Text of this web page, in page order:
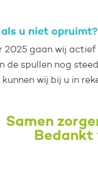
u niet opruimt?
2025 gaan wij
de spullen nog
wij bij u in
Samen
Bedankt